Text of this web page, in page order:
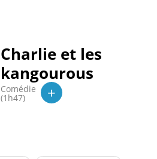
Charlie et les
kangourous
Comédie
(1h47) +